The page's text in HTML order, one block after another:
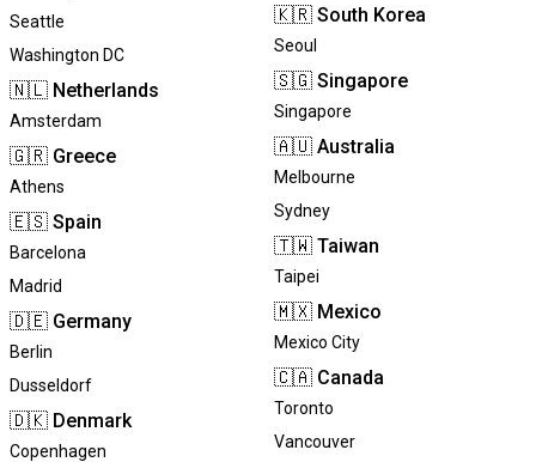
Seattle
Washington DC
🇳🇱 Netherlands
Amsterdam
🇬🇷 Greece
Athens
🇪🇸 Spain
Barcelona
Madrid
🇩🇪 Germany
Berlin
Dusseldorf
🇩🇰 Denmark
Copenhagen
🇰🇷 South Korea
Seoul
🇸🇬 Singapore
Singapore
🇦🇺 Australia
Melbourne
Sydney
🇹🇼 Taiwan
Taipei
🇲🇽 Mexico
Mexico City
🇨🇦 Canada
Toronto
Vancouver